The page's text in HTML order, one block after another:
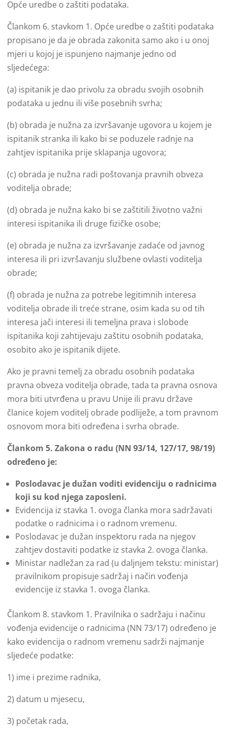
Opće uredbe o zaštiti podataka.
Člankom 6. stavkom 1. Opće uredbe o zaštiti podataka
propisano je da je obrada zakonita samo ako i u onoj
mjeri u kojoj je ispunjeno najmanje jedno od
sljedećega:
(a) ispitanik je dao privolu za obradu svojih osobnih
podataka u jednu ili više posebnih svrha;
(b) obrada je nužna za izvršavanje ugovora u kojem je
ispitanik stranka ili kako bi se poduzele radnje na
zahtjev ispitanika prije sklapanja ugovora;
(c) obrada je nužna radi poštovanja pravnih obveza
voditelja obrade;
(d) obrada je nužna kako bi se zaštitili životno važni
interesi ispitanika ili druge fizičke osobe;
(e) obrada je nužna za izvršavanje zadaće od javnog
interesa ili pri izvršavanju službene ovlasti voditelja
obrade;
(f) obrada je nužna za potrebe legitimnih interesa
voditelja obrade ili treće strane, osim kada su od tih
interesa jači interesi ili temeljna prava i slobode
ispitanika koji zahtijevaju zaštitu osobnih podataka,
osobito ako je ispitanik dijete.
Ako je pravni temelj za obradu osobnih podataka
pravna obveza voditelja obrade, tada ta pravna osnova
mora biti utvrđena u pravu Unije ili pravu države
članice kojem voditelj obrade podliježe, a tom pravnom
osnovom mora biti određena i svrha obrade.
Člankom 5. Zakona o radu (NN 93/14, 127/17, 98/19)
određeno je:
Poslodavac je dužan voditi evidenciju o radnicima
koji su kod njega zaposleni.
Evidencija iz stavka 1. ovoga članka mora sadržavati
podatke o radnicima i o radnom vremenu.
Poslodavac je dužan inspektoru rada na njegov
zahtjev dostaviti podatke iz stavka 2. ovoga članka.
Ministar nadležan za rad (u daljnjem tekstu: ministar)
pravilnikom propisuje sadržaj i način vođenja
evidencije iz stavka 1. ovoga članka.
Člankom 8. stavkom 1. Pravilnika o sadržaju i načinu
vođenja evidencije o radnicima (NN 73/17) određeno je
kako evidencija o radnom vremenu sadrži najmanje
sljedeće podatke:
1) ime i prezime radnika,
2) datum u mjesecu,
3) početak rada,